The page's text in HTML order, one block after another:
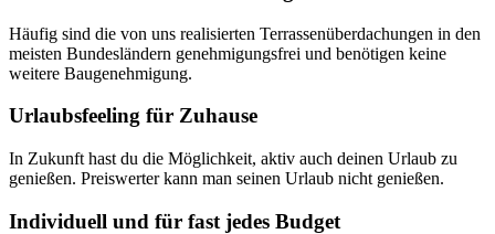
Häufig sind die von uns realisierten Terrassenüberdachungen in den
meisten Bundesländern genehmigungsfrei und benötigen keine
weitere Baugenehmigung.
Urlaubsfeeling für Zuhause
In Zukunft hast du die Möglichkeit, aktiv auch deinen Urlaub zu
genießen. Preiswerter kann man seinen Urlaub nicht genießen.
Individuell und für fast jedes Budget